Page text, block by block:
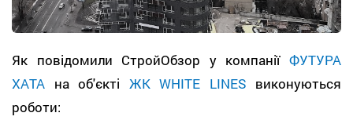
Як повідомили СтройОбзор у компанії ФУТУРА
ХАТА на об'єкті ЖК WHITE LINES виконуються
роботи: